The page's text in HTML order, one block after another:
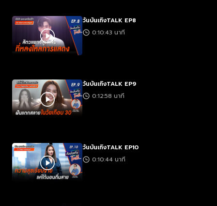
วันบันเทิงTALK EP8
0:10:43 นาที
วันบันเทิงTALK EP9
0:12:58 นาที
วันบันเทิงTALK EP10
0:10:44 นาที